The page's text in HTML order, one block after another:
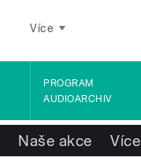
Více
PROGRAM
AUDIOARCHIV
Naše akce Více